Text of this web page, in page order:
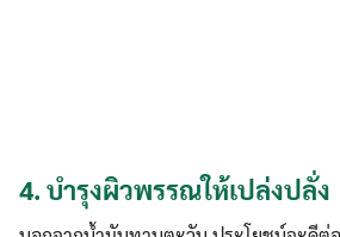
4. บำรุงผิวพรรณให้เปล่งปลั่ง